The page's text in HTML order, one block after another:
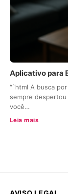
Aplicativo para
“`html A busca
sempre despertou
você…
Leia mais